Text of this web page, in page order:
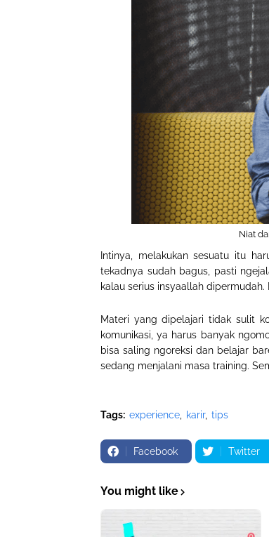
Niat
Intinya, melakukan sesuatu itu
tekadnya sudah bagus, pasti
kalau serius insyaallah dipermudah.
Materi yang dipelajari tidak sulit
komunikasi, ya harus banyak
bisa saling ngoreksi dan belajar
sedang menjalani masa training.
Tags: experience karir tips
Facebook Twitter
You might like